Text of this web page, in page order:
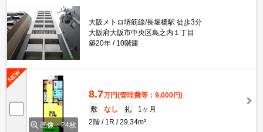
大阪メトロ堺筋線/長堀橋駅 徒歩3分
大阪府大阪市中央区島之内１丁目
築20年
10階建
画像：24枚
8.7万円(管理費等：9,000円)
敷
なし 礼
1ヶ月
2階
1R 29.34m²